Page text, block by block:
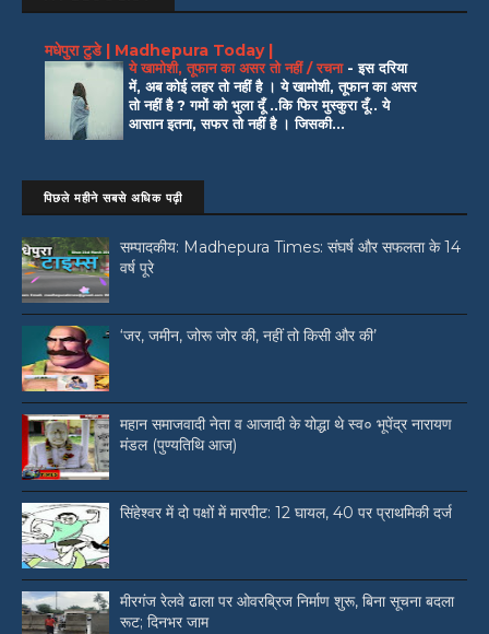
मधेपुरा टुडे | Madhepura Today |
ये खामोशी, तूफान का असर तो नहीं / रचना -इस दरिया
में, अब कोई लहर तो नहीं है । ये खामोशी, तूफान का असर
तो नहीं है ? गमों को भुला दूँ ..कि फिर मुस्कुरा दूँ.. ये
आसान इतना, सफर तो नहीं है । जिसकी...
पिछले महीने सबसे अधिक पढ़ी
सम्पादकीय: Madhepura Times: संघर्ष और सफलता के 14
वर्ष पूरे
‘जर, जमीन, जोरू जोर की, नहीं तो किसी और की’
महान समाजवादी नेता व आजादी के योद्धा थे स्व० भूपेंद्र नारायण
मंडल (पुण्यतिथि आज)
सिंहेश्वर में दो पक्षों में मारपीट: 12 घायल, 40 पर प्राथमिकी दर्ज
मीरगंज रेलवे ढाला पर ओवरब्रिज निर्माण शुरू, बिना सूचना बदला
रूट; दिनभर जाम